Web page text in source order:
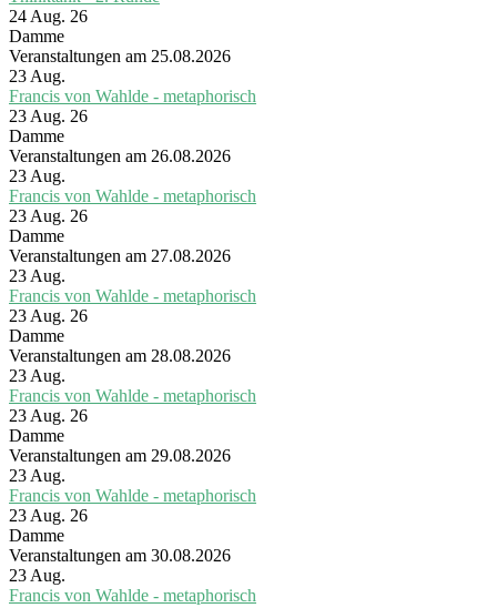
24 Aug. 26
Damme
Veranstaltungen am 25.08.2026
23 Aug.
Francis von Wahlde - metaphorisch
23 Aug. 26
Damme
Veranstaltungen am 26.08.2026
23 Aug.
Francis von Wahlde - metaphorisch
23 Aug. 26
Damme
Veranstaltungen am 27.08.2026
23 Aug.
Francis von Wahlde - metaphorisch
23 Aug. 26
Damme
Veranstaltungen am 28.08.2026
23 Aug.
Francis von Wahlde - metaphorisch
23 Aug. 26
Damme
Veranstaltungen am 29.08.2026
23 Aug.
Francis von Wahlde - metaphorisch
23 Aug. 26
Damme
Veranstaltungen am 30.08.2026
23 Aug.
Francis von Wahlde - metaphorisch